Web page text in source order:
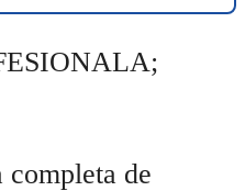
completa de